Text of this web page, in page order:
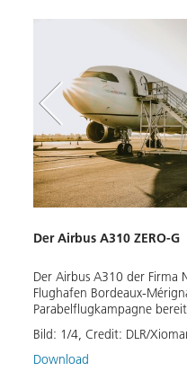
Der Airbus A310 ZERO-G
Der Airbus A310 der Firma
Flughafen Bordeaux-
Parabelflugkampagne
Bild: 1/4, Credit: DLR/
Download